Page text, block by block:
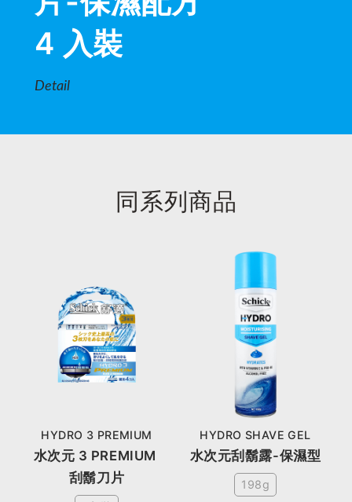
4 入裝
Detail
同系列商品
HYDRO 3 PREMIUM
水次元 3 PREMIUM
刮鬍刀片
HYDRO SHAVE GEL
水次元刮鬍露-保濕型
198g